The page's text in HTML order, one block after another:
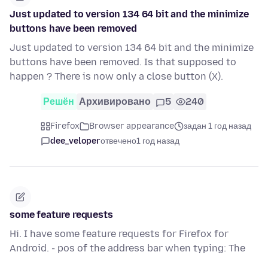
Just updated to version 134 64 bit and the minimize
buttons have been removed
Just updated to version 134 64 bit and the minimize
buttons have been removed. Is that supposed to
happen ? There is now only a close button (X).
Решён Архивировано 5 240
Firefox Browser appearance
задан 1 год назад
dee_veloperотвечено1 год назад
some feature requests
Hi. I have some feature requests for Firefox for
Android. - pos of the address bar when typing: The